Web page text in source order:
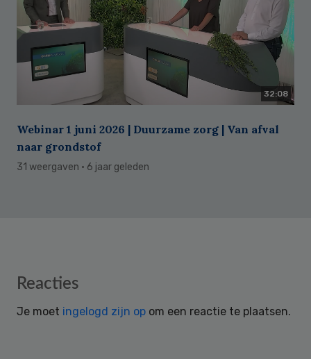
32:08
Webinar 1 juni 2026 | Duurzame zorg | Van afval
naar grondstof
31 weergaven · 6 jaar geleden
Reader
Reacties
Je moet ingelogd zijn op om een reactie te plaatsen.